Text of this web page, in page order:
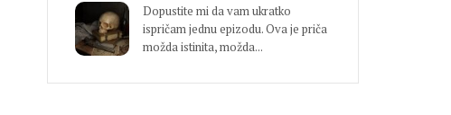
Dopustite mi da vam ukratko
ispričam jednu epizodu. Ova je priča
možda istinita, možda...